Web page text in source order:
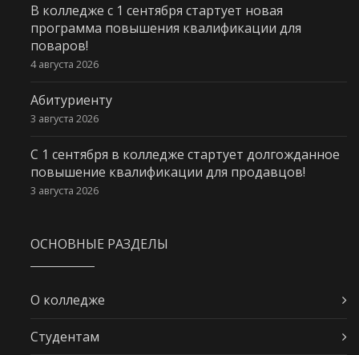
В колледже с 1 сентября стартует новая
программа повышения квалификации для
поваров!
4 августа 2026
Абитуриенту
3 августа 2026
С 1 сентября в колледже стартует долгожданное
повышение квалификации для продавцов!
3 августа 2026
ОСНОВНЫЕ РАЗДЕЛЫ
О колледже
Студентам